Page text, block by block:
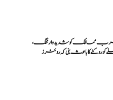
عرب ممالک کو شدید وارننگ،
کو روکنے کا باعث بنی کہ روئٹرز